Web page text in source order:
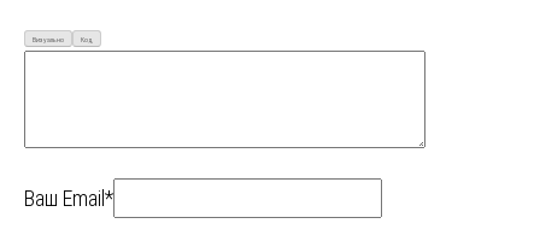
Визуально Код
Ваш Email*